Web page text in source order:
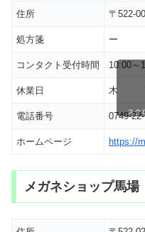
住所 〒522-
処方箋 ー
コンタクト受付時間 10:00～
休業日 木
電話番号 0749-
ホームページ https://
スク
メガネショップ馬場